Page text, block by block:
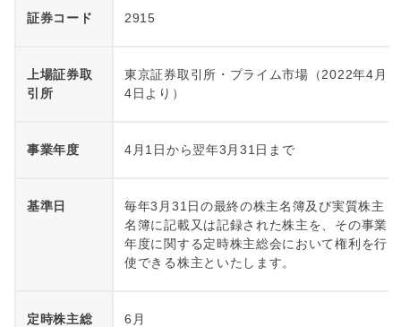
証券コード 2915
上場証券取
引所
東京証券取引所・プライム市場（2022年4月
4日より）
事業年度 4月1日から翌年3月31日まで
基準日
毎年3月31日の最終の株主名簿及び実質株主
名簿に記載又は記録された株主を、その事業
年度に関する定時株主総会において権利を行
使できる株主といたします。
定時株主総
6月